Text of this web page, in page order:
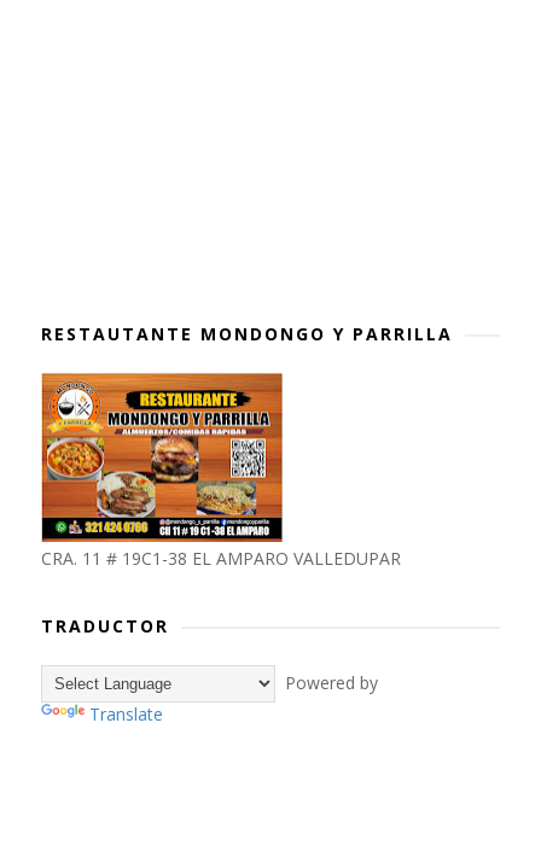
RESTAUTANTE MONDONGO Y PARRILLA
CRA. 11 # 19C1-38 EL AMPARO VALLEDUPAR
TRADUCTOR
Powered by
Translate